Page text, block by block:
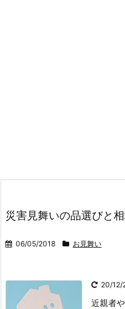
災害見舞いの品選びと
06/05/2018 お見舞い
20/12/
近親者